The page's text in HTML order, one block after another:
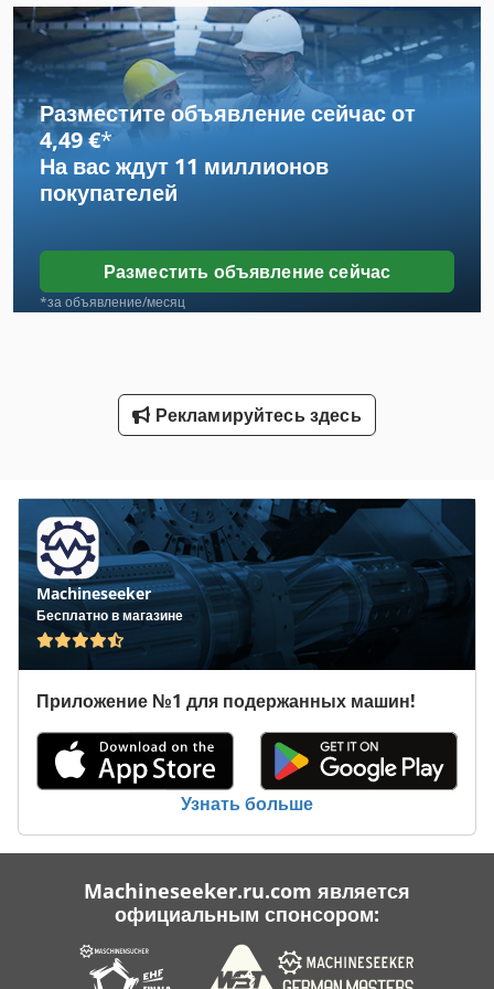
Автобус
Автомобиль
Автомобиль-Транспорт-Окно
Вид Автомобиля
Городской Автомобиль
Грузовик
Грузовики
Долго Хороший Автомобильный Транспорт
Инструкции По Эксплуатации
Перевозки
Рабочая Транспортного Средства
Транспортная Система
Транспортное Средство
Транспортной Группы
Транспортные Средства
Услуги По Уборке Помещений Здания
Разместите объявление сейчас от
4,49 €*
На вас ждут 11 миллионов
покупателей
Разместить объявление сейчас
*за объявление/месяц
Рекламируйтесь здесь
Machineseeker
Бесплатно в магазине
Приложение №1 для подержанных машин!
Узнать больше
Machineseeker.ru.com является
официальным спонсором: